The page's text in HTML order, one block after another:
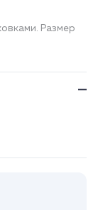
Размер